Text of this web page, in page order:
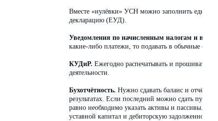
Вместе «нулёвки» УСН можно заполнить
декларацию (ЕУД).
Уведомления по начисленным налогам и
какие-либо платежи, то подавать в обычные
КУДиР. Ежегодно распечатывать и прошивать,
деятельности.
Бухотчётность. Нужно сдавать баланс и отчёт о
результатах. Если последний можно сдать
равно необходимо указать активы и пассивы.
уставной капитал и дебиторскую задолженность.